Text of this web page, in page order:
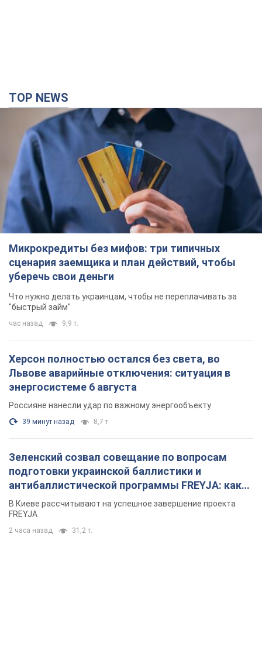
TOP NEWS
Микрокредиты без мифов: три типичных
сценария заемщика и план действий, чтобы
уберечь свои деньги
Что нужно делать украинцам, чтобы не переплачивать за
"быстрый займ"
час назад 9,9 т.
Херсон полностью остался без света, во
Львове аварийные отключения: ситуация в
энергосистеме 6 августа
Россияне нанесли удар по важному энергообъекту
39 минут назад 8,7 т.
Зеленский созвал совещание по вопросам
подготовки украинской баллистики и
антибаллистической программы FREYJA: какие
решения готовятся
В Киеве рассчитывают на успешное завершение проекта
FREYJA
2 часа назад 31,2 т.